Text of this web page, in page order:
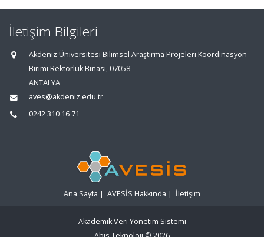
İletişim Bilgileri
Akdeniz Üniversitesi Bilimsel Araştırma Projeleri Koordinasyon
Birimi Rektörlük Binası, 07058
ANTALYA
aves@akdeniz.edu.tr
0242 310 16 71
Ana Sayfa | AVESİS Hakkında | İletişim
Akademik Veri Yönetim Sistemi